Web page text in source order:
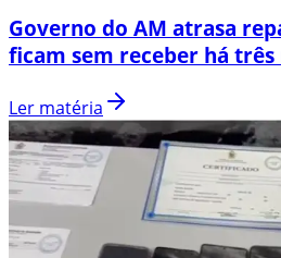
Governo do AM atrasa
ficam sem receber há três
Ler matéria